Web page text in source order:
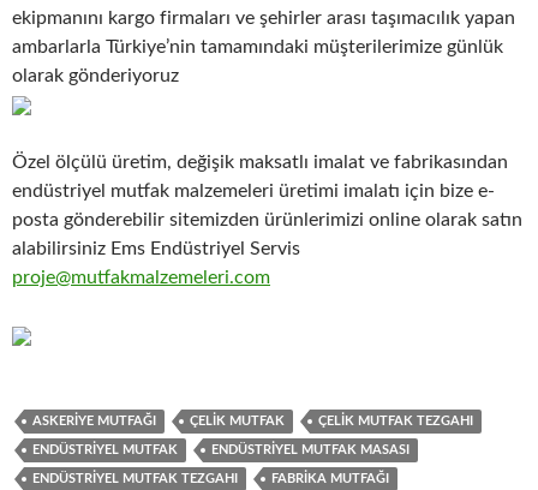
ekipmanını kargo firmaları ve şehirler arası taşımacılık yapan
ambarlarla Türkiye’nin tamamındaki müşterilerimize günlük
olarak gönderiyoruz
Özel ölçülü üretim, değişik maksatlı imalat ve fabrikasından
endüstriyel mutfak malzemeleri üretimi imalatı için bize e-
posta gönderebilir sitemizden ürünlerimizi online olarak satın
alabilirsiniz Ems Endüstriyel Servis
proje@mutfakmalzemeleri.com
ASKERIYE MUTFAĞI ÇELIK MUTFAK ÇELIK MUTFAK TEZGAHI
ENDÜSTRIYEL MUTFAK ENDÜSTRIYEL MUTFAK MASASI
ENDÜSTRIYEL MUTFAK TEZGAHI FABRIKA MUTFAĞI